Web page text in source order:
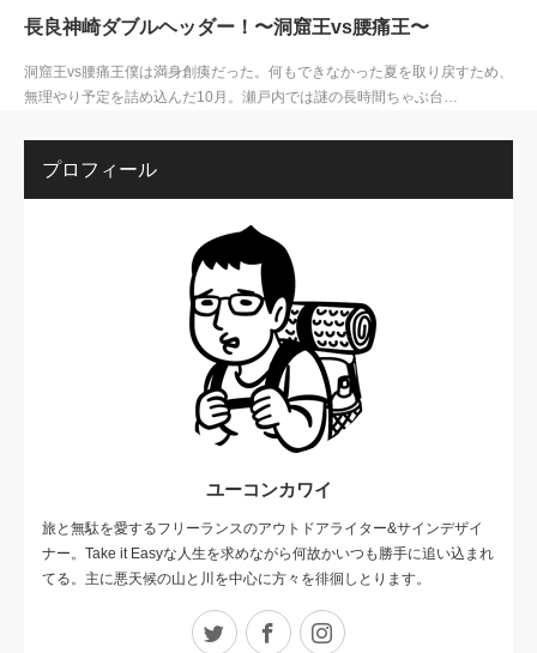
長良神崎ダブルヘッダー！〜洞窟王vs腰痛王〜
洞窟王vs腰痛王僕は満身創痍だった。何もできなかった夏を取り戻すため、
無理やり予定を詰め込んだ10月。瀬戸内では謎の長時間ちゃぶ台…
プロフィール
ユーコンカワイ
旅と無駄を愛するフリーランスのアウトドアライター&サインデザイ
ナー。Take it Easyな人生を求めながら何故かいつも勝手に追い込まれ
てる。主に悪天候の山と川を中心に方々を徘徊しとります。
Twitter Facebook